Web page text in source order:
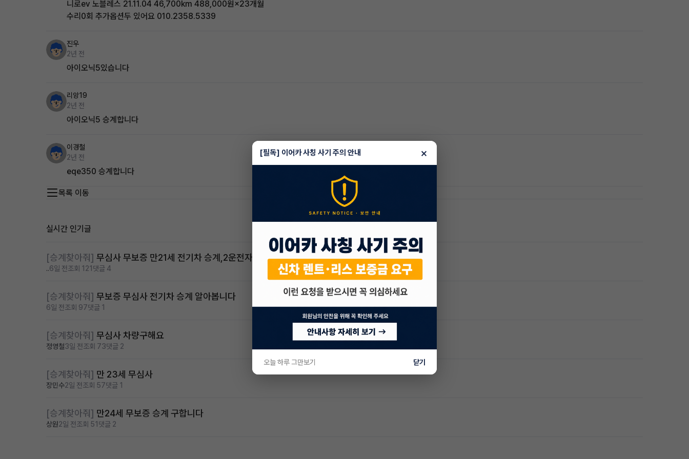
니로ev 노블레스 21.11.04 46,700km 488,000원×23개월
수리0회 추가옵션두 있어요 010.2358.5339
진우
2년 전
아이오닉5있습니다
리앙19
2년 전
아이오닉5 승계합니다
이경철
2년 전
eqe350 승계합니다
목록 이동
실시간 인기글
[승계찾아줘] 무심사 무보증 만21세 전기차 승계,2운전자
..6일 전조회 121 댓글 4
[승계찾아줘] 무보증 무심사 전기차 승계 알아봅니다
6일 전조회 97댓글 1
[승계찾아줘] 무심사 차량구해요
정영철3일 전조회 73댓글 2
[승계찾아줘] 만 23세 무심사
장민수2일 전조회 57댓글 1
[승계찾아줘] 만24세 무보증 승계 구합니다
상원2일 전조회 51 댓글 2
[필독] 이어카 사칭 사기 주의 안내 ×
오늘 하루 그만보기 닫기